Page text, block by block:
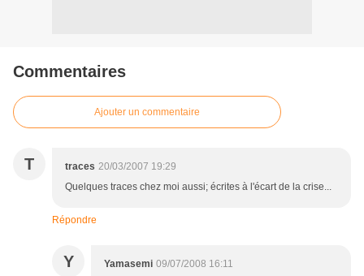
Commentaires
Ajouter un commentaire
T traces 20/03/2007 19:29
Quelques traces chez moi aussi; écrites à l'écart de la crise...
Répondre
Y Yamasemi 09/07/2008 16:11